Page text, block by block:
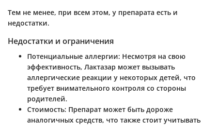
Тем не менее, при всем этом, у препарата есть и
недостатки.
Недостатки и ограничения
Потенциальные аллергии: Несмотря на свою
эффективность, Лактазар может вызывать
аллергические реакции у некоторых детей, что
требует внимательного контроля со стороны
родителей.
Стоимость: Препарат может быть дороже
аналогичных средств, что также стоит учитывать